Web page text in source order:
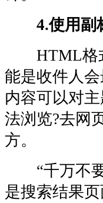
4.使用副
HTML格式
能是收件人
内容可以对
法浏览?去网
方。
“千万不要
是搜索结果